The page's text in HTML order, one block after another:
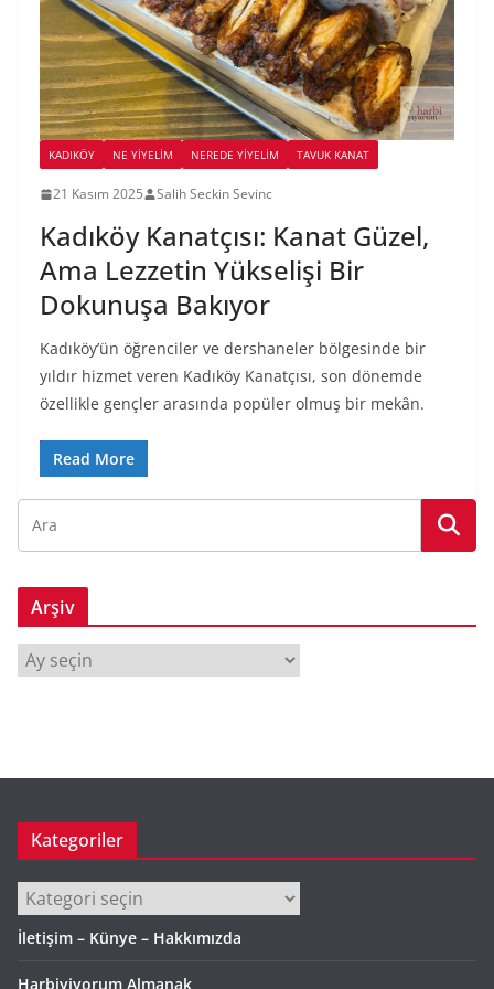
KADIKÖY NE YİYELİM NEREDE YİYELİM TAVUK KANAT
21 Kasım 2025 Salih Seckin Sevinc
Kadıköy Kanatçısı: Kanat Güzel,
Ama Lezzetin Yükselişi Bir
Dokunuşa Bakıyor
Kadıköy’ün öğrenciler ve dershaneler bölgesinde bir
yıldır hizmet veren Kadıköy Kanatçısı, son dönemde
özellikle gençler arasında popüler olmuş bir mekân.
Read More
Arşiv
Kategoriler
Kategoriler
İletişim – Künye – Hakkımızda
Harbiyiyorum Almanak